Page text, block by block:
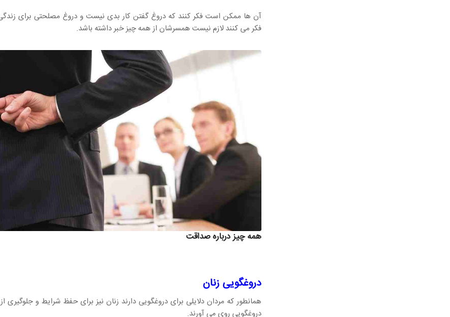
آن ها ممکن است فکر کنند که دروغ گفتن کار بدی نیست و دروغ مصلحتی برای
فکر می کنند لازم نیست همسرشان از همه چیز خبر داشته باشد.
همه چیز درباره صداقت
دروغگویی زنان
همانطور که مردان دلایلی برای دروغگویی دارند زنان نیز برای حفظ شرایط و جلوگیری
دروغگویی روی می آورند.